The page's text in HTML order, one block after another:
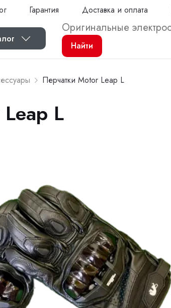
Гарантия Доставка и оплата
Найти
Перчатки Motor Leap L
L